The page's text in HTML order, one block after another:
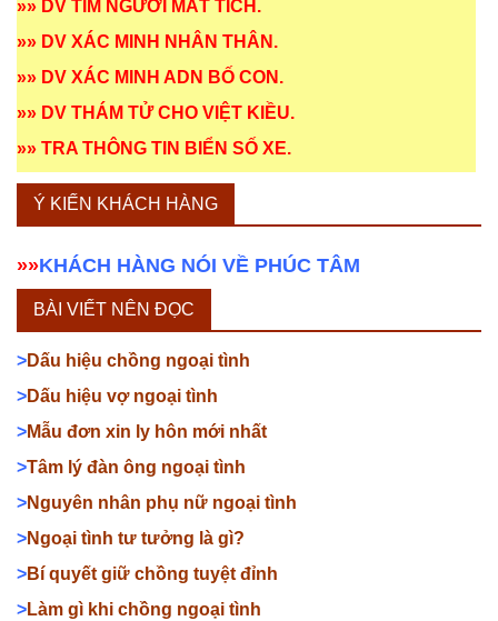
»» DV TÌM NGƯỜI MẤT TÍCH .
»» DV XÁC MINH NHÂN THÂN .
»» DV XÁC MINH ADN BỐ CON .
»» DV THÁM TỬ CHO VIỆT KIỀU.
»» TRA THÔNG TIN BIỂN SỐ XE.
Ý KIẾN KHÁCH HÀNG
»»KHÁCH HÀNG NÓI VỀ PHÚC TÂM
BÀI VIẾT NÊN ĐỌC
>Dấu hiệu chồng ngoại tình
>Dấu hiệu vợ ngoại tình
>Mẫu đơn xin ly hôn mới nhất
>Tâm lý đàn ông ngoại tình
>Nguyên nhân phụ nữ ngoại tình
>Ngoại tình tư tưởng là gì?
>Bí quyết giữ chồng tuyệt đỉnh
>Làm gì khi chồng ngoại tình